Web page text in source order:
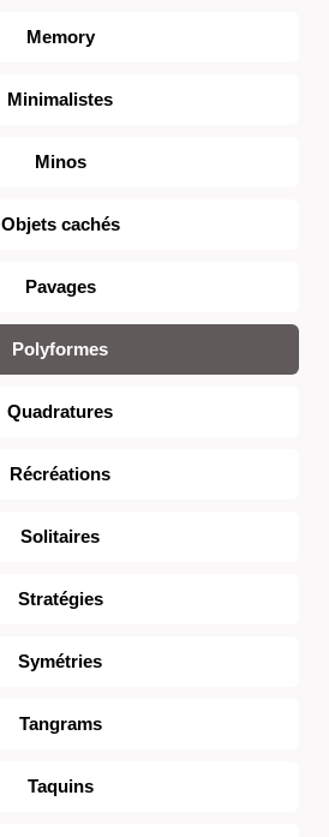
Memory
Minimalistes
Minos
Objets cachés
Pavages
Polyformes
Quadratures
Récréations
Solitaires
Stratégies
Symétries
Tangrams
Taquins